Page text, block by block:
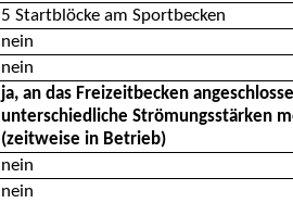
5 Startblöcke am Sportbecken
nein
nein
ja, an das Freizeitbecken
unterschiedliche Strömungsstärken
(zeitweise in Betrieb)
nein
nein